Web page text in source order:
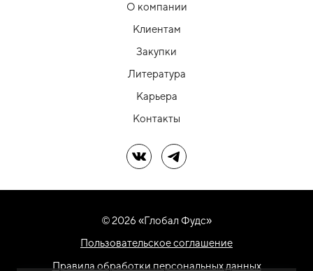
О компании
Клиентам
Закупки
Литература
Карьера
Контакты
Мы в ВКМы в Telegram
© 2026 «Глобал Фудс»
Пользовательское соглашение
Правила обработки персональных данных